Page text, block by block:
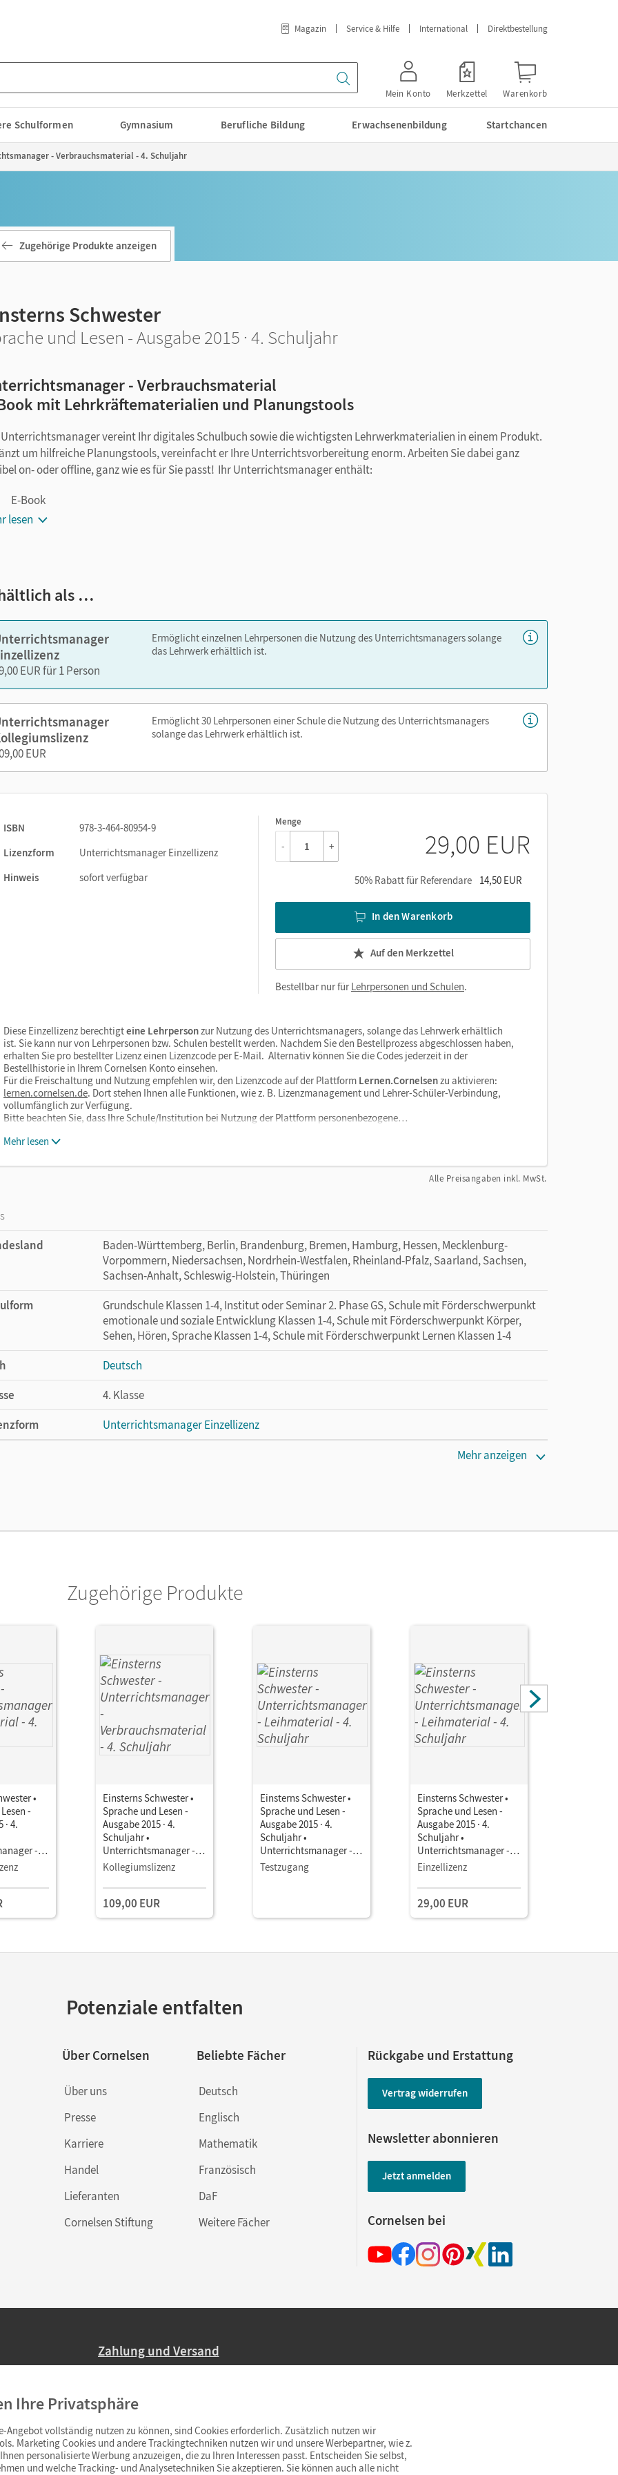
Magazin Service & Hilfe International Direktbestellung
Mein Konto Merkzettel Warenkorb
Schulformen Gymnasium Berufliche Bildung Erwachsenenbildung Startchancen
- Verbrauchsmaterial - 4. Schuljahr
Zugehörige Produkte anzeigen
Schwester
und Lesen - Ausgabe 2015 · 4. Schuljahr
- Verbrauchsmaterial
mit Lehrkräftematerialien und Planungstools
vereint Ihr digitales Schulbuch sowie die wichtigsten Lehrwerkmaterialien in einem Produkt.
um hilfreiche Planungstools, vereinfacht er Ihre Unterrichtsvorbereitung enorm. Arbeiten Sie dabei ganz
on- oder offline, ganz wie es für Sie passt! Ihr Unterrichtsmanager enthält:
E-Book
kapitelgenaue Materialanordnung
Förderkopiervorlagen
didaktische Hinweise
Sie den Unterrichtsmanager auf lernen.cornelsen.de oder über die Cornelsen Lernen App.
lesen
als …
EUR für 1 Person
Ermöglicht einzelnen Lehrpersonen die Nutzung des Unterrichtsmanagers solange
das Lehrwerk erhältlich ist.
EUR
Ermöglicht 30 Lehrpersonen einer Schule die Nutzung des Unterrichtsmanagers
solange das Lehrwerk erhältlich ist.
ISBN
978-3-464-80954-9
Lizenzform
Unterrichtsmanager Einzellizenz
Hinweis
sofort verfügbar
Menge
1
- + 29,00 EUR
50% Rabatt für Referendare 14,50 EUR
In den Warenkorb
Auf den Merkzettel
Bestellbar nur fürLehrpersonen und Schulen.
Diese Einzellizenz berechtigteine Lehrpersonzur Nutzung des Unterrichtsmanagers, solange das Lehrwerk erhältlich
ist. Sie kann nur von Lehrpersonen bzw. Schulen bestellt werden. Nachdem Sie den Bestellprozess abgeschlossen haben,
erhalten Sie pro bestellter Lizenz einen Lizenzcode per E-Mail. Alternativ können Sie die Codes jederzeit in der
Bestellhistorie in Ihrem Cornelsen Konto einsehen.
Für die Freischaltung und Nutzung empfehlen wir, den Lizenzcode auf der Plattform Lernen.Cornelsenzu aktivieren:
lernen.cornelsen.de. Dort stehen Ihnen alle Funktionen, wie z. B. Lizenzmanagement und Lehrer-Schüler-Verbindung,
vollumfänglich zur Verfügung.
Bitte beachten Sie, dass Ihre Schule/Institution bei Nutzung der Plattform personenbezogene…
Mehr lesen
Alle Preisangaben inkl. MwSt.
Baden-Württemberg, Berlin, Brandenburg, Bremen, Hamburg, Hessen, Mecklenburg-
Vorpommern, Niedersachsen, Nordrhein-Westfalen, Rheinland-Pfalz, Saarland, Sachsen,
Sachsen-Anhalt, Schleswig-Holstein, Thüringen
Grundschule Klassen 1-4, Institut oder Seminar 2. Phase GS, Schule mit Förderschwerpunkt
emotionale und soziale Entwicklung Klassen 1-4, Schule mit Förderschwerpunkt Körper,
Sehen, Hören, Sprache Klassen 1-4, Schule mit Förderschwerpunkt Lernen Klassen 1-4
Deutsch
4. Klasse
Unterrichtsmanager Einzellizenz
Cornelsen Verlag
Mehr anzeigen
Zugehörige Produkte
•
-
· 4.
-
Book
Einsterns Schwester •
Sprache und Lesen -
Ausgabe 2015 · 4.
Schuljahr •
Unterrichtsmanager -
Verbrauchsmaterial E-
Book mit
Lehrkräftematerialien
und Planungstools
Kollegiumslizenz
109,00 EUR
Einsterns Schwester •
Sprache und Lesen -
Ausgabe 2015 · 4.
Schuljahr •
Unterrichtsmanager -
Leihmaterial E-Book
(Test-Zugang 90 Tage)
Testzugang
Einsterns Schwester •
Sprache und Lesen -
Ausgabe 2015 · 4.
Schuljahr •
Unterrichtsmanager -
Leihmaterial E-Book
Lehrkräftematerialien
und Planungstools
Einzellizenz
29,00 EUR
Potenziale entfalten
Über Cornelsen
Über uns
Presse
Karriere
Handel
Lieferanten
Cornelsen Stiftung
Beliebte Fächer
Deutsch
Englisch
Mathematik
Französisch
DaF
Weitere Fächer
Rückgabe und Erstattung
Vertrag widerrufen
Newsletter abonnieren
Jetzt anmelden
Cornelsen bei
Zahlung und Versand
Ab 59,– EUR Bestellwert liefern wir versandkostenfrei innerhalb Deutschlands
(Lieferung in 3–6 Tagen).
Ihre Privatsphäre
Angebot vollständig nutzen zu können, sind Cookies erforderlich. Zusätzlich nutzen wir
Marketing Cookies und andere Trackingtechniken nutzen wir und unsere Werbepartner, wie z.
personalisierte Werbung anzuzeigen, die zu Ihren Interessen passt. Entscheiden Sie selbst,
und welche Tracking- und Analysetechniken Sie akzeptieren. Sie können auch alle nicht